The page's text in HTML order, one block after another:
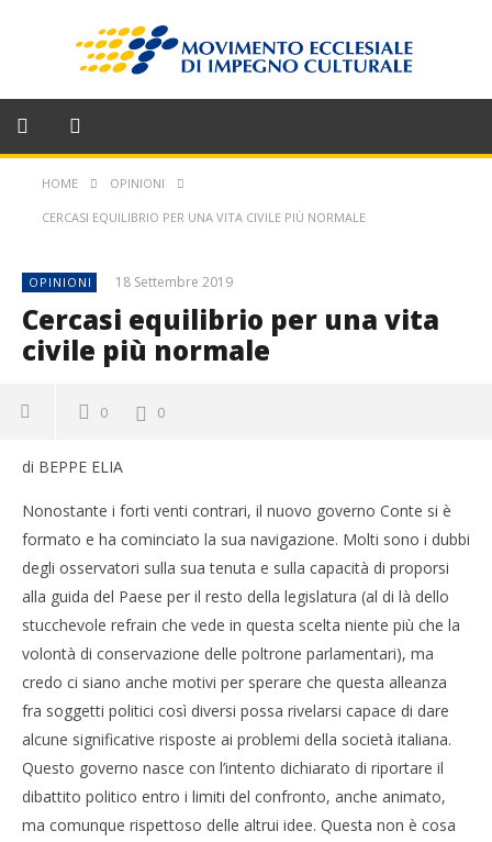
HOME OPINIONI
CERCASI EQUILIBRIO PER UNA VITA CIVILE PIÙ NORMALE
OPINIONI 18 Settembre 2019
Cercasi equilibrio per una vita
civile più normale
0 0
di BEPPE ELIA
Nonostante i forti venti contrari, il nuovo governo Conte si è
formato e ha cominciato la sua navigazione. Molti sono i dubbi
degli osservatori sulla sua tenuta e sulla capacità di proporsi
alla guida del Paese per il resto della legislatura (al di là dello
stucchevole refrain che vede in questa scelta niente più che la
volontà di conservazione delle poltrone parlamentari), ma
credo ci siano anche motivi per sperare che questa alleanza
fra soggetti politici così diversi possa rivelarsi capace di dare
alcune significative risposte ai problemi della società italiana.
Questo governo nasce con l’intento dichiarato di riportare il
dibattito politico entro i limiti del confronto, anche animato,
ma comunque rispettoso delle altrui idee. Questa non è cosa